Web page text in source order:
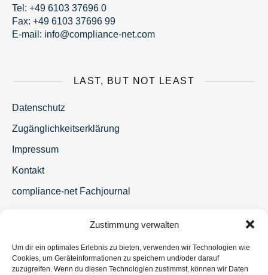
Zustimmung verwalten
Um dir ein optimales Erlebnis zu bieten, verwenden wir Technologien wie
Cookies, um Geräteinformationen zu speichern und/oder darauf
zuzugreifen. Wenn du diesen Technologien zustimmst, können wir Daten
Tel: +49 6103 37696 0
Fax: +49 6103 37696 99
E-mail:
moc.t
en-ec
nailp
moc@o
fni
LAST, BUT NOT LEAST
Datenschutz
Zugänglichkeitserklärung
Impressum
Kontakt
compliance-net Fachjournal